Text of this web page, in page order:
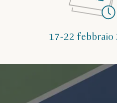
17-22 febbraio